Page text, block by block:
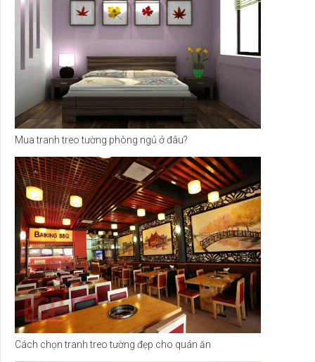
Mua tranh treo tường phòng ngủ ở đâu?
Cách chọn tranh treo tường đẹp cho quán ăn